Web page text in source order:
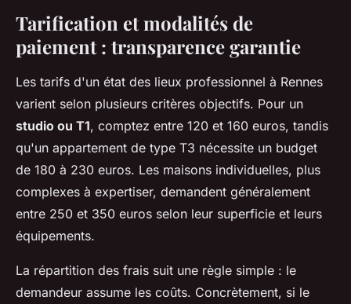
Tarification et modalités de
paiement : transparence garantie
Les tarifs d'un état des lieux professionnel à Rennes
varient selon plusieurs critères objectifs. Pour un
studio ou T1, comptez entre 120 et 160 euros, tandis
qu'un appartement de type T3 nécessite un budget
de 180 à 230 euros. Les maisons individuelles, plus
complexes à expertiser, demandent généralement
entre 250 et 350 euros selon leur superficie et leurs
équipements.
La répartition des frais suit une règle simple : le
demandeur assume les coûts. Concrètement, si le